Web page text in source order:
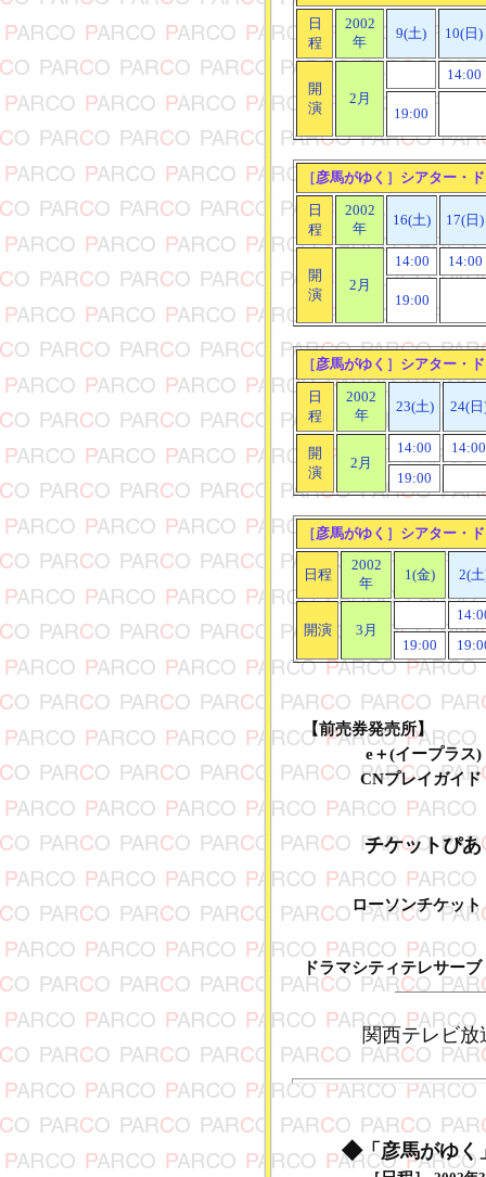
日
程
2002
年
9(土) 10(日)
開
演
2月
14:00
19:00
［彦馬がゆく ］ シアター・
日
程
2002
年
16(土) 17(日)
開
演
2月
14:00 14:00
19:00
［彦馬がゆく ］ シアター・
日
程
2002
年
23(土) 24(日
開
演
2月
14:00
14:00
19:00
［彦馬がゆく ］ シアター・
日程
2002
年
1(金) 2(
開演 3月
19:00
【前売券発売所】
e＋(イープラス)
CNプレイガイド
チケットぴあ
ローソンチケット
ドラマシティテレサーブ
関西テレビ
◆「彦馬がゆく